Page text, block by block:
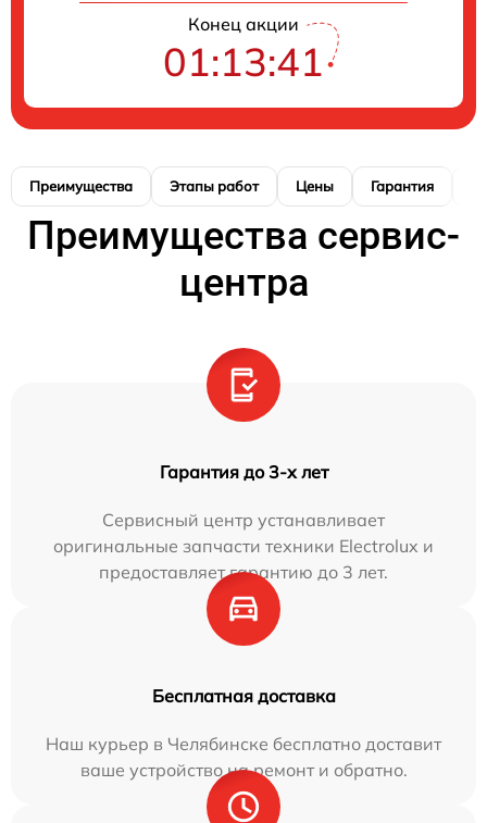
Конец акции
01:13:40
Преимущества Этапы работ Цены Гарантия
Преимущества сервис-
центра
Гарантия до 3-х лет
Сервисный центр устанавливает
оригинальные запчасти техники Electrolux и
предоставляет гарантию до 3 лет.
Бесплатная доставка
Наш курьер в Челябинске бесплатно доставит
ваше устройство на ремонт и обратно.